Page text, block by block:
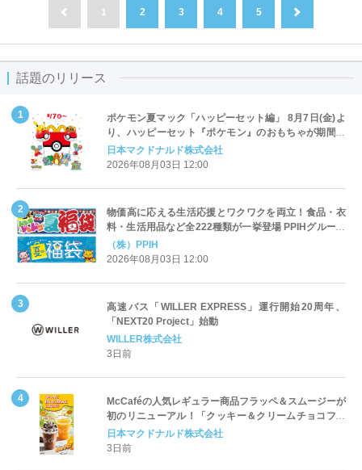
1 2 3 4 5
話題のリリース
ポケモン夏マック「ハッピーセット編」 8月7日(金)よ
り、ハッピーセット『ポケモン』のおもちゃが期間限
定登場
日本マクドナルド株式会社
2026年08月03日 12:00
物価高に応える生活応援とワクワクを両立！食品・衣
料・生活用品など全222種類が一挙登場 PPIHグループ
「夏福袋」＆セール 8月6日(木)より順次スタート
（株）PPIH
2026年08月03日 12:00
高速バス「WILLER EXPRESS」運行開始20周年、
「NEXT20 Project」始動
WILLER株式会社
3日前
McCaféの人気レギュラー商品フラッペ＆スムージーが
初のリニューアル！「クッキー＆クリームチョコフラ
ッペ」「マンゴースムージー」8月5日（水）から販売
開始
日本マクドナルド株式会社
3日前